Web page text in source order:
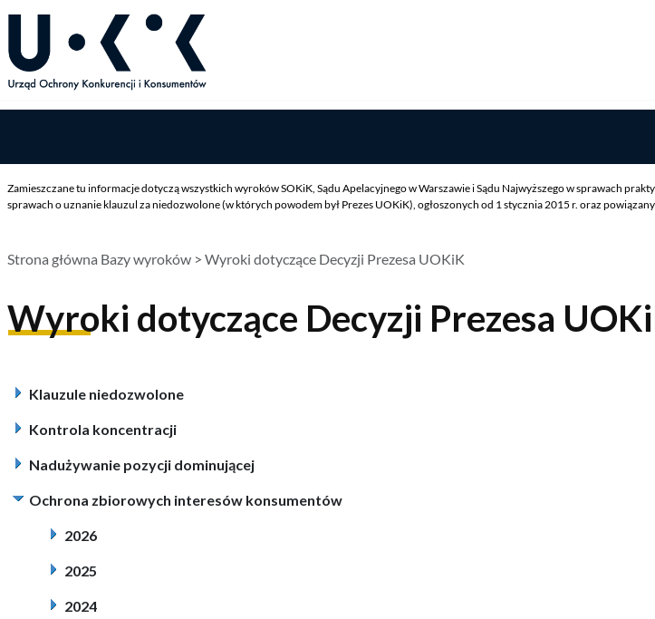
Zamieszczane tu informacje dotyczą wszystkich wyroków SOKiK, Sądu Apelacyjnego w Warszawie i Sądu Najwyższego w sprawach
sprawach o uznanie klauzul za niedozwolone (w których powodem był Prezes UOKiK), ogłoszonych od 1 stycznia 2015 r. oraz
Strona główna Bazy wyroków> Wyroki dotyczące Decyzji Prezesa UOKiK
Wyroki dotyczące Decyzji Prezesa
Klauzule niedozwolone
Kontrola koncentracji
Nadużywanie pozycji dominującej
Ochrona zbiorowych interesów konsumentów
2026
2025
2024